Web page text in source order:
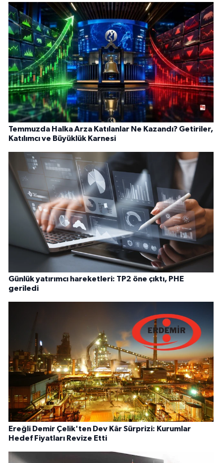
Temmuzda Halka Arza Katılanlar Ne Kazandı? Getiriler,
Katılımcı ve Büyüklük Karnesi
Günlük yatırımcı hareketleri: TP2 öne çıktı, PHE
geriledi
Ereğli Demir Çelik'ten Dev Kâr Sürprizi: Kurumlar
Hedef Fiyatları Revize Etti